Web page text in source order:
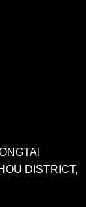
DISTRICT,